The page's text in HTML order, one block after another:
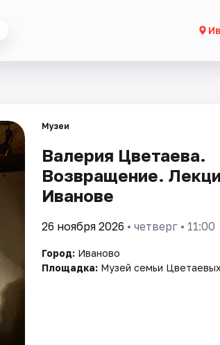
Музеи
Валерия Цветаева.
Возвращение.
Иванове
26 ноября 2026 • четверг • 11:00
Город: Иваново
Площадка: Музей семьи Цветаевых